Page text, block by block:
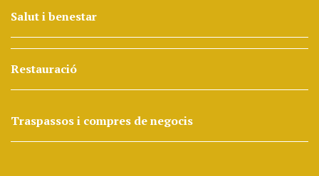
Salut i benestar
Restauració
Traspassos i compres de negocis